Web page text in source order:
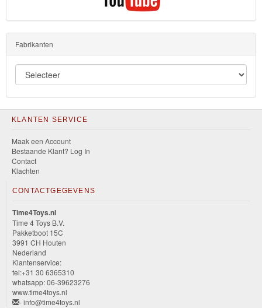
Fabrikanten
KLANTEN SERVICE
Maak een Account
Bestaande Klant? Log In
Contact
Klachten
CONTACTGEGEVENS
Time4Toys.nl
Time 4 Toys B.V.
Pakketboot 15C
3991 CH Houten
Nederland
Klantenservice:
tel:+31 30 6365310
whatsapp: 06-39623276
www.time4toys.nl
- info@time4toys.nl